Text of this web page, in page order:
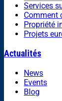
Services
Comment
Propriété
Projets
Actualités
News
Events
Blog